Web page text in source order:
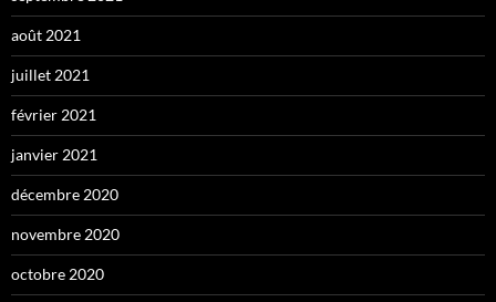
août 2021
juillet 2021
février 2021
janvier 2021
décembre 2020
novembre 2020
octobre 2020